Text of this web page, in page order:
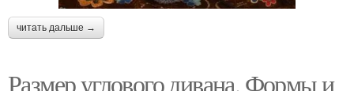
читать дальше →
Размер углового дивана. Формы и